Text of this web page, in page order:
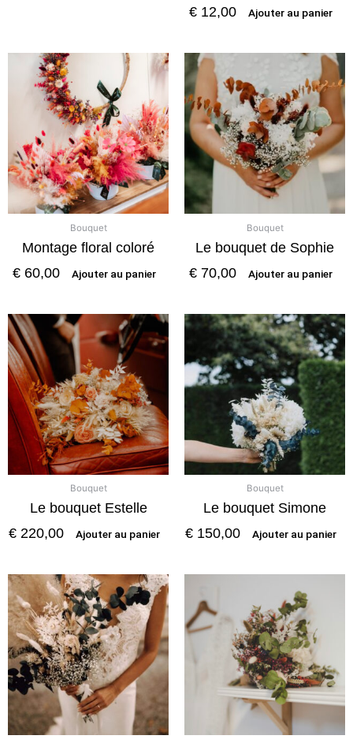
€ 12,00 Ajouter au panier
Bouquet
Montage floral coloré
€ 60,00 Ajouter au panier
Bouquet
Le bouquet de Sophie
€ 70,00 Ajouter au panier
Bouquet
Le bouquet Estelle
€ 220,00 Ajouter au panier
Bouquet
Le bouquet Simone
€ 150,00 Ajouter au panier